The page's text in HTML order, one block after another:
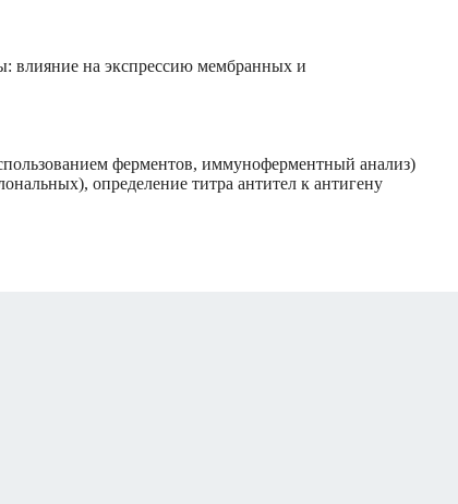
влияние на экспрессию мембранных и
ферментов, иммуноферментный анализ)
определение титра антител к антигену